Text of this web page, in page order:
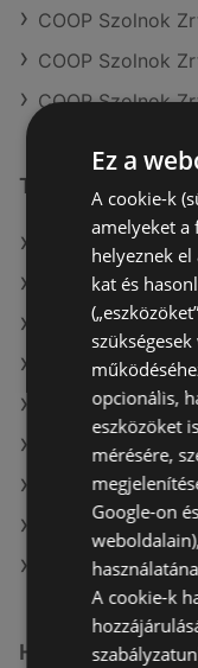
COOP Szolnok
COOP Szolnok
COOP Szolnok
További linkek
A(z) COOP
A(z) G'Roby
A(z) Coop Tisza
A(z) Privát
A(z) Müller HU
A(z) CBA
A(z) AlphaZoo
A(z) Penny-
A(z) COOP
Hasonló
Ez a
A cookie-k
amelyeket a
helyeznek
kat és
opcionális,
eszközöket
mérésére,
Google-on
A cookie-k